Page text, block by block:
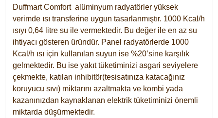
Duffmart Comfort alüminyum radyatörler yüksek
verimde ısı transferine uygun tasarlanmıştır. 1000 Kcal/h
ısıyı 0,64 litre su ile vermektedir. Bu değer ile en az su
ihtiyacı gösteren üründür. Panel radyatörlerde 1000
Kcal/h ısı için kullanılan suyun ise %20’sine karşılık
gelmektedir. Bu ise yakıt tüketiminizi asgari seviyelere
çekmekte, katılan inhibitör(tesisatınıza katacağınız
koruyucu sıvı) miktarını azaltmakta ve kombi yada
kazanınızdan kaynaklanan elektrik tüketiminizi önemli
miktarda düşürmektedir.